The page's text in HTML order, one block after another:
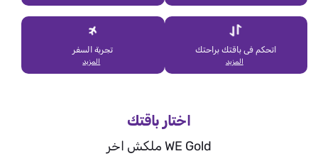
اتحكم فى باقتك براحتك
المزيد
تجربة السفر
المزيد
اختار باقتك
WE Gold ملكش اخر